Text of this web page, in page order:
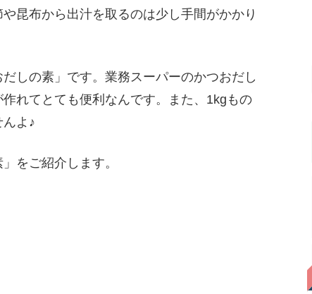
昆布から出汁を取るのは少し手間がかかり
しの素」です。業務スーパーのかつおだし
れてとても便利なんです。また、1kgもの
よ♪
をご紹介します。